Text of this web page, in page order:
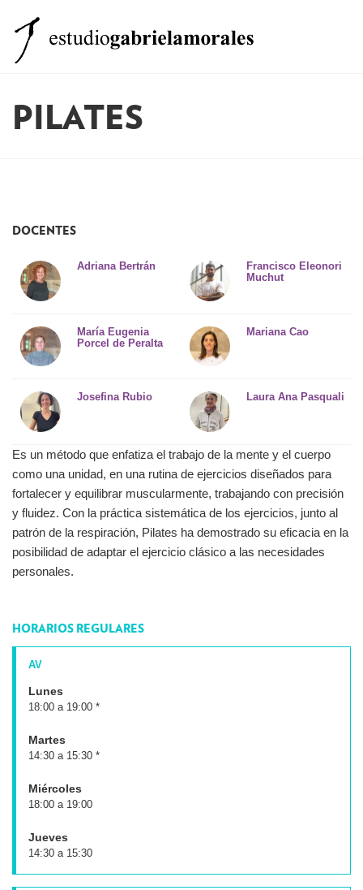
Contacto
PILATES
DOCENTES
Adriana Bertrán
Francisco Eleonori
Muchut
María Eugenia
Porcel de Peralta
Mariana Cao
Josefina Rubio Laura Ana Pasquali
Es un método que enfatiza el trabajo de la mente y el cuerpo
como una unidad, en una rutina de ejercicios diseñados para
fortalecer y equilibrar muscularmente, trabajando con precisión
y fluidez. Con la práctica sistemática de los ejercicios, junto al
patrón de la respiración, Pilates ha demostrado su eficacia en la
posibilidad de adaptar el ejercicio clásico a las necesidades
personales.
HORARIOS REGULARES
AV
Lunes
18:00 a 19:00 *
Martes
14:30 a 15:30 *
Miércoles
18:00 a 19:00
Jueves
14:30 a 15:30